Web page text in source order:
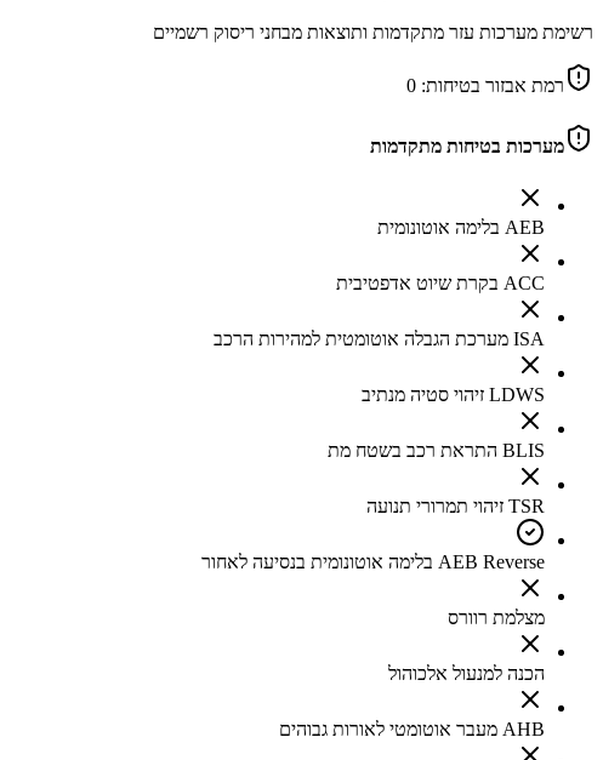
רשימת מערכות עזר מתקדמות ותוצאות מבחני ריסוק רשמיים
רמת אבזור בטיחות: 0
מערכות בטיחות מתקדמות
AEB בלימה אוטונומית
ACC בקרת שיוט אדפטיבית
ISA מערכת הגבלה אוטומטית למהירות הרכב
LDWS זיהוי סטיה מנתיב
BLIS התראת רכב בשטח מת
TSR זיהוי תמרורי תנועה
AEB Reverse בלימה אוטונומית בנסיעה לאחור
מצלמת רוורס
הכנה למנעול אלכוהול
AHB מעבר אוטומטי לאורות גבוהים